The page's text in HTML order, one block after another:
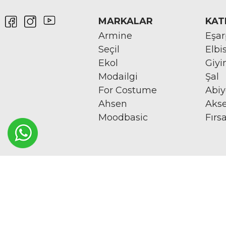
MARKALAR
Armine
Seçil
Ekol
Modailgi
For Costume
Ahsen
Moodbasic
Şal